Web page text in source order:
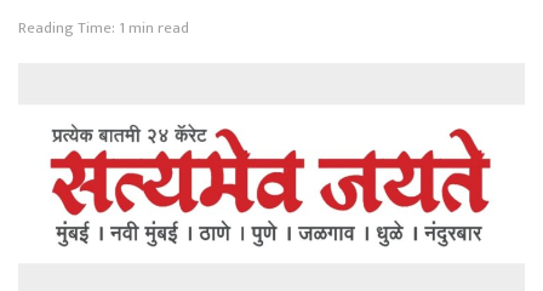
Reading Time: 1 min read